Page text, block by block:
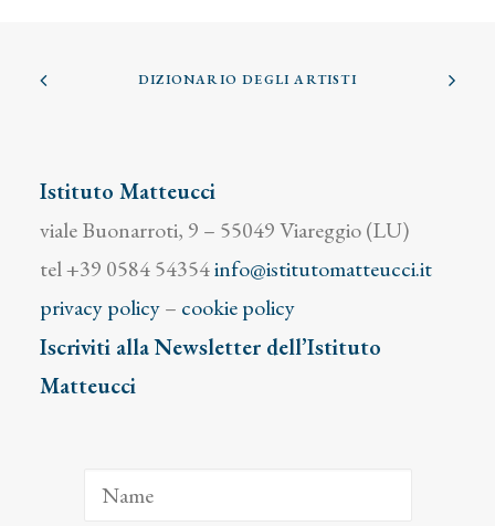
DIZIONARIO DEGLI ARTISTI
Istituto Matteucci
viale Buonarroti, 9 – 55049 Viareggio (LU)
tel +39 0584 54354info@istitutomatteucci.it
privacy policy– cookie policy
Iscriviti alla Newsletter dell’Istituto
Matteucci